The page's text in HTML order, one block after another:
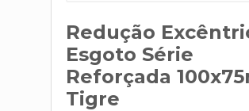
Redução
Esgoto Série
Reforçada
Tigre